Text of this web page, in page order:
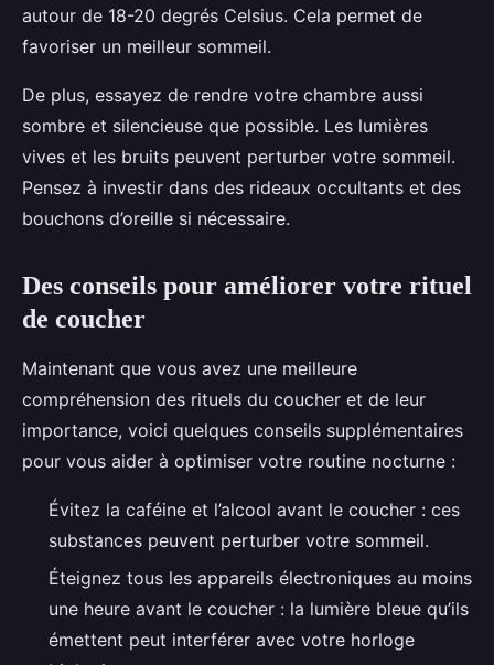
autour de 18-20 degrés Celsius. Cela permet de
favoriser un meilleur sommeil.
De plus, essayez de rendre votre chambre aussi
sombre et silencieuse que possible. Les lumières
vives et les bruits peuvent perturber votre sommeil.
Pensez à investir dans des rideaux occultants et des
bouchons d’oreille si nécessaire.
Des conseils pour améliorer votre rituel
de coucher
Maintenant que vous avez une meilleure
compréhension des rituels du coucher et de leur
importance, voici quelques conseils supplémentaires
pour vous aider à optimiser votre routine nocturne :
Évitez la caféine et l’alcool avant le coucher : ces
substances peuvent perturber votre sommeil.
Éteignez tous les appareils électroniques au moins
une heure avant le coucher : la lumière bleue qu’ils
émettent peut interférer avec votre horloge